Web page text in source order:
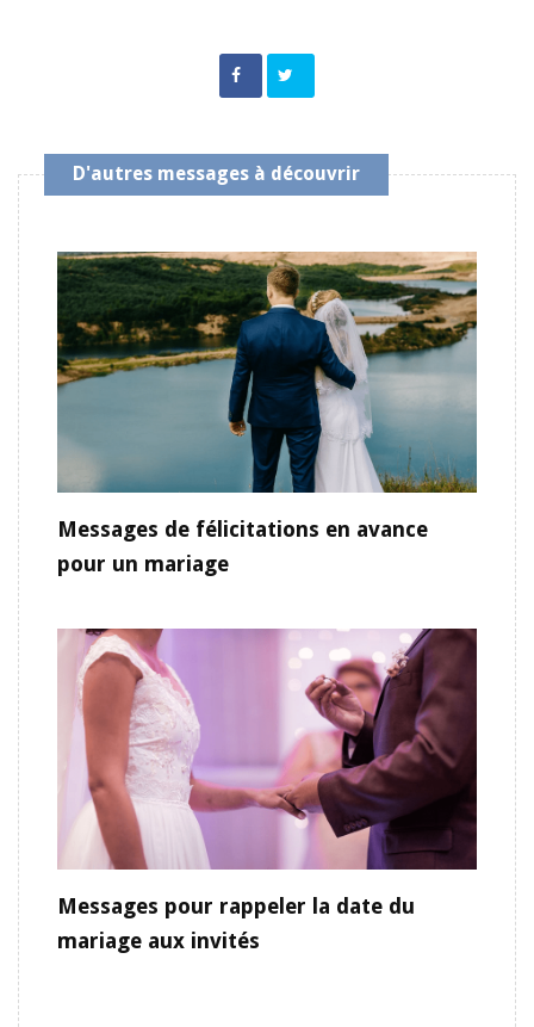
D'autres messages à découvrir
Messages de félicitations en avance
pour un mariage
Messages pour rappeler la date du
mariage aux invités